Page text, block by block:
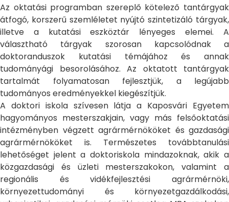
Az oktatási programban szereplő kötelező tantárgyak
átfogó, korszerű szemléletet nyújtó szintetizáló tárgyak,
illetve a kutatási eszköztár lényeges elemei. A
választható tárgyak szorosan kapcsolódnak a
doktoranduszok kutatási témájához és annak
tudományági besorolásához. Az oktatott tantárgyak
tartalmát folyamatosan fejlesztjük, a legújabb
tudományos eredményekkel kiegészítjük.
A doktori iskola szívesen látja a Kaposvári Egyetem
hagyományos mesterszakjain, vagy más felsőoktatási
intézményben végzett agrármérnököket és gazdasági
agrármérnököket is. Természetes továbbtanulási
lehetőséget jelent a doktoriskola mindazoknak, akik a
közgazdasági és üzleti mesterszakokon, valamint a
regionális és vidékfejlesztési agrármérnöki,
környezettudományi és környezetgazdálkodási,